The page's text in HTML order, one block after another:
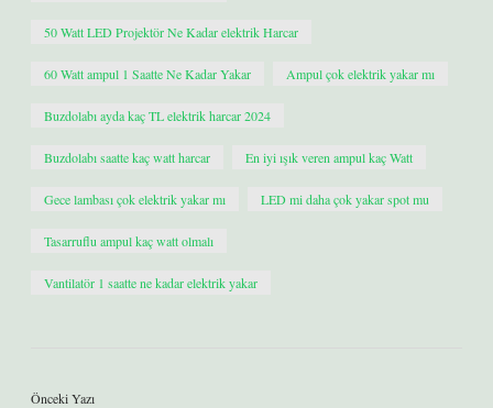
50 Watt LED Projektör Ne Kadar elektrik Harcar
60 Watt ampul 1 Saatte Ne Kadar Yakar Ampul çok elektrik yakar mı
Buzdolabı ayda kaç TL elektrik harcar 2024
Buzdolabı saatte kaç watt harcar En iyi ışık veren ampul kaç Watt
Gece lambası çok elektrik yakar mı LED mi daha çok yakar spot mu
Tasarruflu ampul kaç watt olmalı
Vantilatör 1 saatte ne kadar elektrik yakar
Önceki Yazı